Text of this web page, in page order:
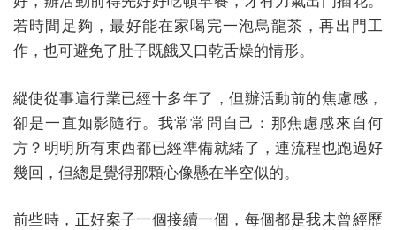
若時間足夠，最好能在家喝完一泡烏龍茶，再出門工
作，也可避免了肚子既餓又口乾舌燥的情形。
縱使從事這行業已經十多年了，但辦活動前的焦慮感，
卻是一直如影隨行。我常常問自己：那焦慮感來自何
方？明明所有東西都已經準備就緒了，連流程也跑過好
幾回，但總是覺得那顆心像懸在半空似的。
前些時，正好案子一個接續一個，每個都是我未曾經歷